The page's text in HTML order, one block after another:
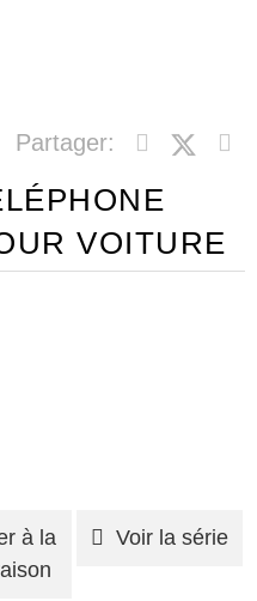
Partager:
VOITURE
à la
Voir la série